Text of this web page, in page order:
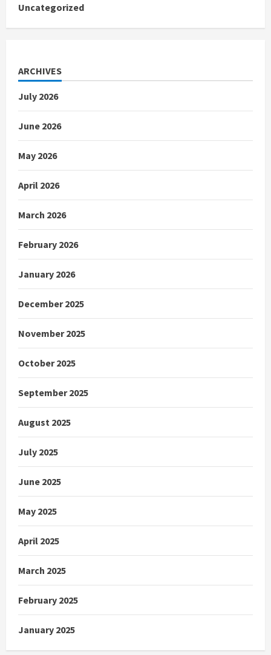
Uncategorized
ARCHIVES
July 2026
June 2026
May 2026
April 2026
March 2026
February 2026
January 2026
December 2025
November 2025
October 2025
September 2025
August 2025
July 2025
June 2025
May 2025
April 2025
March 2025
February 2025
January 2025